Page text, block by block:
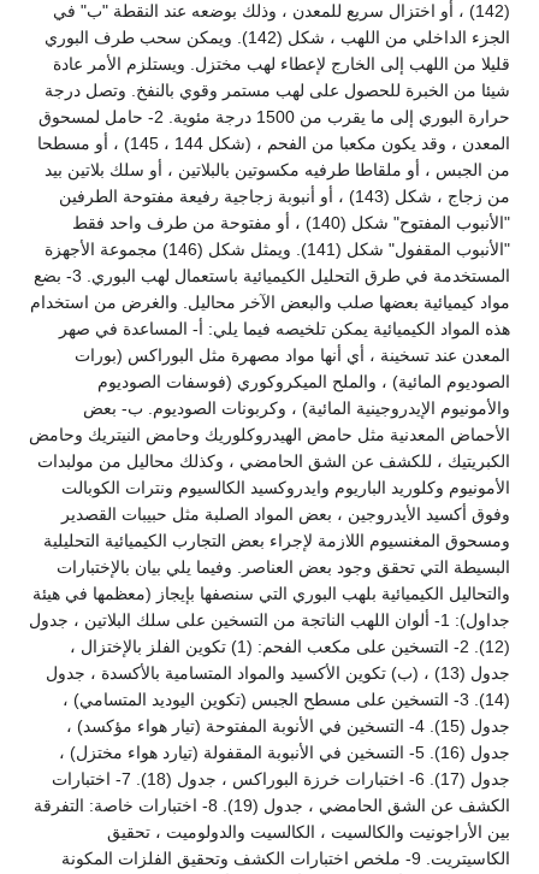
(142) ، أو اختزال سريع للمعدن ، وذلك بوضعه عند النقطة "ب" في
الجزء الداخلي من اللهب ، شكل (142). ويمكن سحب طرف البوري
قليلا من اللهب إلى الخارج لإعطاء لهب مختزل. ويستلزم الأمر عادة
شيئا من الخبرة للحصول على لهب مستمر وقوي بالنفخ. وتصل درجة
حرارة البوري إلى ما يقرب من 1500 درجة مئوية. 2- حامل لمسحوق
المعدن ، وقد يكون مكعبا من الفحم ، (شكل 144 ، 145) ، أو مسطحا
من الجبس ، أو ملقاطا طرفيه مكسوتين بالبلاتين ، أو سلك بلاتين بيد
من زجاج ، شكل (143) ، أو أنبوبة زجاجية رفيعة مفتوحة الطرفين
"الأنبوب المفتوح" شكل (140) ، أو مفتوحة من طرف واحد فقط
"الأنبوب المقفول" شكل (141). ويمثل شكل (146) مجموعة الأجهزة
المستخدمة في طرق التحليل الكيميائية باستعمال لهب البوري. 3- بضع
مواد كيميائية بعضها صلب والبعض الآخر محاليل. والغرض من استخدام
هذه المواد الكيميائية يمكن تلخيصه فيما يلي: أ‌- المساعدة في صهر
المعدن عند تسخينة ، أي أنها مواد مصهرة مثل البوراكس (بورات
الصوديوم المائية) ، والملح الميكروكوري (فوسفات الصوديوم
والأمونيوم الإيدروجينية المائية) ، وكربونات الصوديوم. ب‌- بعض
الأحماض المعدنية مثل حامض الهيدروكلوريك وحامض النيتريك وحامض
الكبريتيك ، للكشف عن الشق الحامضي ، وكذلك محاليل من مولبدات
الأمونيوم وكلوريد الباريوم وايدروكسيد الكالسيوم ونترات الكوبالت
وفوق أكسيد الأيدروجين ، بعض المواد الصلبة مثل حبيبات القصدير
ومسحوق المغنسيوم اللازمة لإجراء بعض التجارب الكيميائية التحليلية
البسيطة التي تحقق وجود بعض العناصر. وفيما يلي بيان بالإختبارات
والتحاليل الكيميائية بلهب البوري التي سنصفها بإيجاز (معظمها في هيئة
جداول): 1- ألوان اللهب الناتجة من التسخين على سلك البلاتين ، جدول
(12). 2- التسخين على مكعب الفحم: (1) تكوين الفلز بالإختزال ،
جدول (13) ، (ب) تكوين الأكسيد والمواد المتسامية بالأكسدة ، جدول
(14). 3- التسخين على مسطح الجبس (تكوين اليوديد المتسامي) ،
جدول (15). 4- التسخين في الأنوبة المفتوحة (تيار هواء مؤكسد) ،
جدول (16). 5- التسخين في الأنبوبة المقفولة (تيارد هواء مختزل) ،
جدول (17). 6- اختبارات خرزة البوراكس ، جدول (18). 7- اختبارات
الكشف عن الشق الحامضي ، جدول (19). 8- اختبارات خاصة: التفرقة
بين الأراجونيت والكالسيت ، الكالسيت والدولوميت ، تحقيق
الكاسيتريت. 9- ملخص اختبارات الكشف وتحقيق الفلزات المكونة